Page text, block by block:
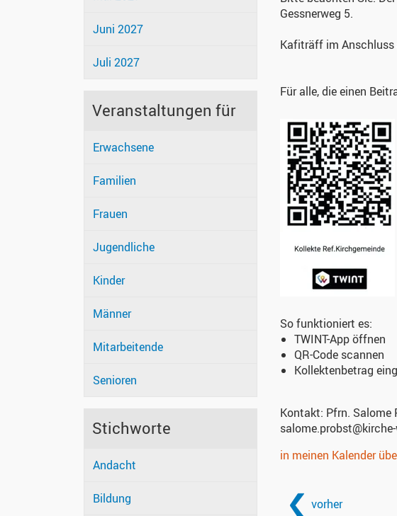
Juni 2027
Juli 2027
Veranstaltungen für
Erwachsene
Familien
Frauen
Jugendliche
Kinder
Männer
Mitarbeitende
Senioren
Stichworte
Andacht
Bildung
Gessnerweg 5.
Kafiträff im Anschluss
Für alle, die einen
So funktioniert es:
TWINT-App öffnen
QR-Code scannen
Kollektenbetrag
Kontakt: Pfrn. Salome
in meinen Kalender
vorher